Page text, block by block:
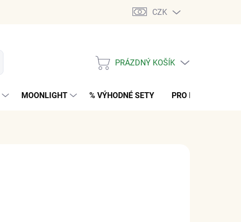
CZK
NÁKUPNÍ
PRÁZDNÝ KOŠÍK
MOONLIGHT % VÝHODNÉ SETY PRO MUŽE